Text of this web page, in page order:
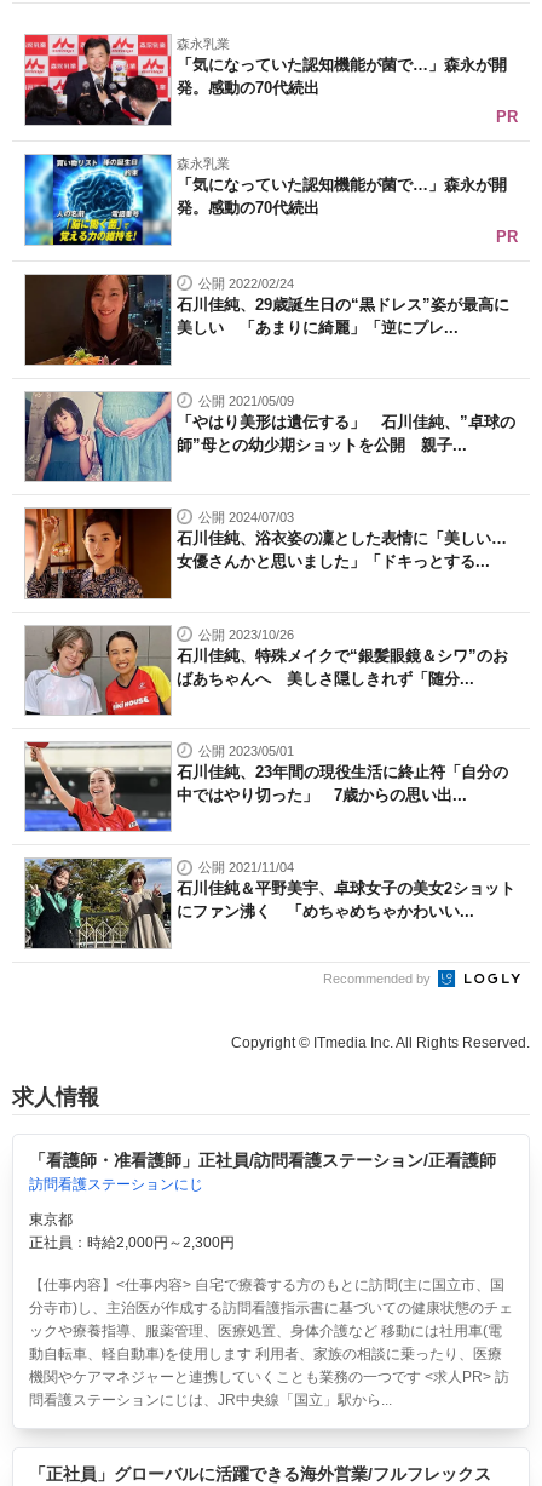
森永乳業
「気になっていた認知機能が菌で…」森永が開
発。感動の70代続出
PR
森永乳業
「気になっていた認知機能が菌で…」森永が開
発。感動の70代続出
PR
公開 2022/02/24
石川佳純、29歳誕生日の“黒ドレス”姿が最高に
美しい 「あまりに綺麗」「逆にプレ...
公開 2021/05/09
「やはり美形は遺伝する」 石川佳純、”卓球の
師”母との幼少期ショットを公開 親子...
公開 2024/07/03
石川佳純、浴衣姿の凜とした表情に「美しい…
女優さんかと思いました」「ドキっとする...
公開 2023/10/26
石川佳純、特殊メイクで“銀髪眼鏡＆シワ”のお
ばあちゃんへ 美しさ隠しきれず「随分...
公開 2023/05/01
石川佳純、23年間の現役生活に終止符「自分の
中ではやり切った」 7歳からの思い出...
公開 2021/11/04
石川佳純＆平野美宇、卓球女子の美女2ショット
にファン沸く 「めちゃめちゃかわいい...
Recommended by
Copyright © ITmedia Inc. All Rights Reserved.
求人情報
「看護師・准看護師」正社員/訪問看護ステーション/正看護師
訪問看護ステーションにじ
東京都
正社員：時給2,000円～2,300円
【仕事内容】<仕事内容> 自宅で療養する方のもとに訪問(主に国立市、国
分寺市)し、主治医が作成する訪問看護指示書に基づいての健康状態のチェ
ックや療養指導、服薬管理、医療処置、身体介護など 移動には社用車(電
動自転車、軽自動車)を使用します 利用者、家族の相談に乗ったり、医療
機関やケアマネジャーと連携していくことも業務の一つです <求人PR> 訪
問看護ステーションにじは、JR中央線「国立」駅から...
「正社員」グローバルに活躍できる海外営業/フルフレックス